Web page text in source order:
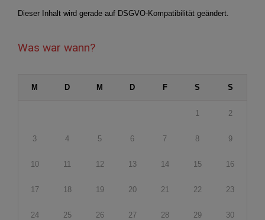
Dieser Inhalt wird gerade auf DSGVO-Kompatibilität geändert.
Was war wann?
M D M D F S S
1 2
3 4 5 6 7 8 9
10 11 12 13 14 15 16
17 18 19 20 21 22 23
24 25 26 27 28 29 30